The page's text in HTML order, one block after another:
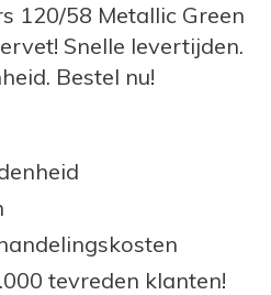
120/58 Metallic Green
Snelle levertijden.
Bestel nu!
tevreden klanten!